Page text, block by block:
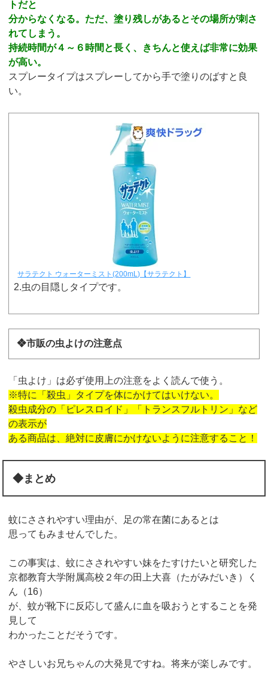
トだと
分からなくなる。ただ、塗り残しがあるとその場所が刺さ
れてしまう。
持続時間が４～６時間と長く、きちんと使えば非常に効果
が高い。
スプレータイプはスプレーしてから手で塗りのばすと良
い。
サラテクト ウォーターミスト(200mL)【サラテクト】
2.虫の目隠しタイプです。
❖市販の虫よけの注意点
「虫よけ」は必ず使用上の注意をよく読んで使う。
※特に「殺虫」タイプを体にかけてはいけない。
殺虫成分の「ピレスロイド」「トランスフルトリン」など
の表示が
ある商品は、絶対に皮膚にかけないように注意すること！
◆まとめ
蚊にさされやすい理由が、足の常在菌にあるとは
思ってもみませんでした。
この事実は、蚊にさされやすい妹をたすけたいと研究した
京都教育大学附属高校２年の田上大喜（たがみだいき）く
ん（16）
が、蚊が靴下に反応して盛んに血を吸おうとすることを発
見して
わかったことだそうです。
やさしいお兄ちゃんの大発見ですね。将来が楽しみです。